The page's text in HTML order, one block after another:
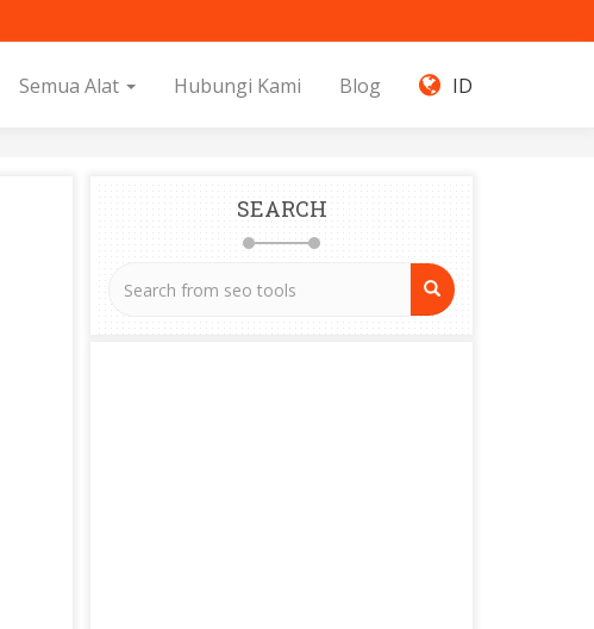
Semua Alat Hubungi Kami Blog ID
SEARCH